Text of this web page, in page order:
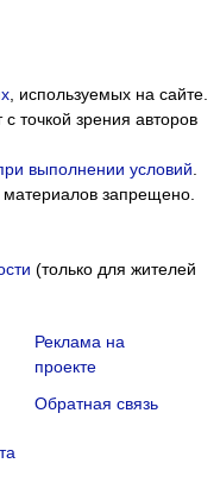
, используемых на сайте.
точкой зрения авторов
выполнении условий
запрещено.
(только для жителей
Реклама на
проекте
Обратная связь